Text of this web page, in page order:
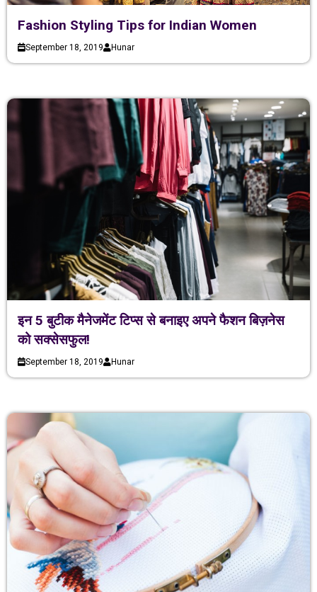
Fashion Styling Tips for Indian Women
September 18, 2019 Hunar
इन 5 बुटीक मैनेजमेंट टिप्स से बनाइए अपने फैशन बिज़नेस
को सक्सेसफुल!
September 18, 2019 Hunar